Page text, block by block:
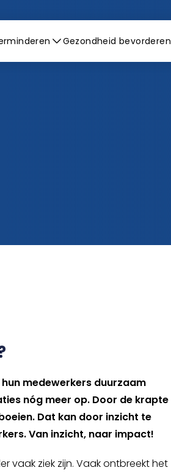
Gezondheid bevorderen
medewerkers duurzaam
nóg meer op. Door de krapte
Dat kan door inzicht te
Van inzicht, naar impact!
vaak ziek zijn. Vaak ontbreekt het